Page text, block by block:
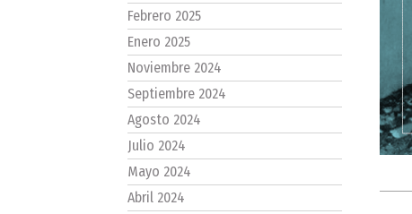
Febrero 2025
Enero 2025
Noviembre 2024
Septiembre 2024
Agosto 2024
Julio 2024
Mayo 2024
Abril 2024